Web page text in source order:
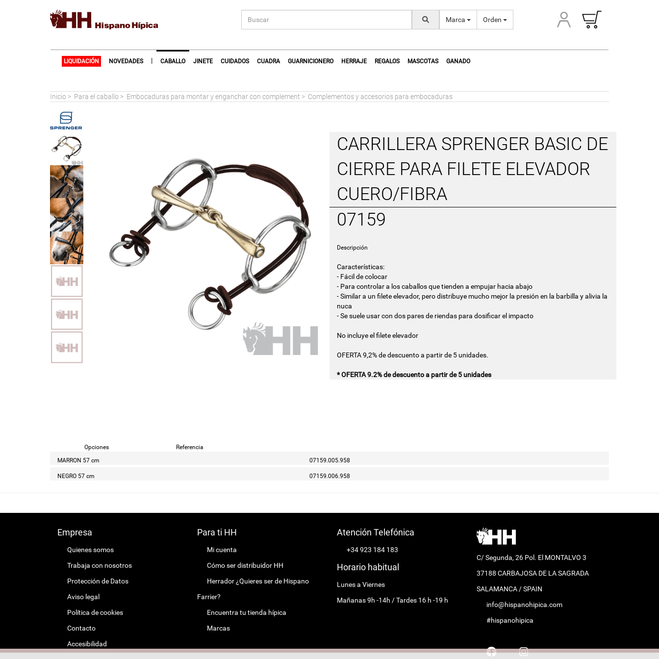
Marca Orden
LIQUIDACIÓN NOVEDADES | CABALLO JINETE CUIDADOS CUADRA GUARNICIONERO HERRAJE REGALOS MASCOTAS GANADO
Inicio > Para el caballo > Embocaduras para montar y enganchar con complement > Complementos y accesorios para embocaduras
CARRILLERA SPRENGER BASIC DE
CIERRE PARA FILETE ELEVADOR
CUERO/FIBRA
07159
Descripción
Características:
- Fácil de colocar
- Para controlar a los caballos que tienden a empujar hacia abajo
- Similar a un filete elevador, pero distribuye mucho mejor la presión en la barbilla y alivia la
nuca
- Se suele usar con dos pares de riendas para dosificar el impacto
No incluye el filete elevador
OFERTA 9,2% de descuento a partir de 5 unidades.
* OFERTA 9.2% de descuento a partir de 5 unidades
Opciones
Referencia
MARRON 57 cm
07159.005.958
NEGRO 57 cm 07159.006.958
Empresa
Quienes somos
Trabaja con nosotros
Protección de Datos
Aviso legal
Política de cookies
Contacto
Accesibilidad
Para ti HH
Mi cuenta
Cómo ser distribuidor HH
Herrador ¿Quieres ser de Hispano
Farrier?
Encuentra tu tienda hípica
Marcas
Atención Telefónica
+34 923 184 183
Horario habitual
Lunes a Viernes
Mañanas 9h -14h / Tardes 16 h -19 h
C/ Segunda, 26 Pol. El MONTALVO 3
37188 CARBAJOSA DE LA SAGRADA
SALAMANCA / SPAIN
info@hispanohipica.com
#hispanohipica